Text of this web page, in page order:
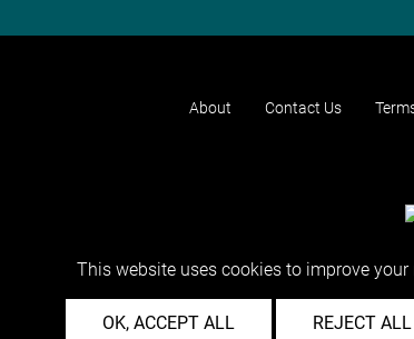
About Contact Us
This website uses cookies to improve
OK, ACCEPT ALL REJECT